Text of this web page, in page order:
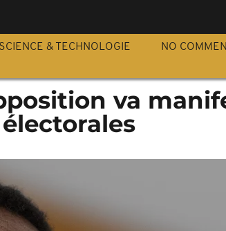
SCIENCE & TECHNOLOGIE NO
va